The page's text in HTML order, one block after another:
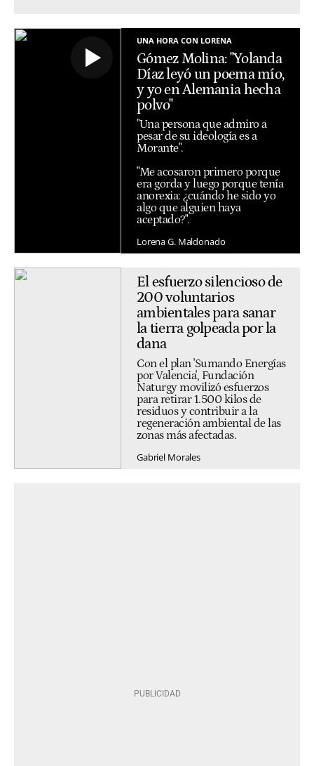
UNA HORA CON LORENA
Gómez Molina: "Yolanda
Díaz leyó un poema mío,
y yo en Alemania hecha
polvo"
"Una persona que admiro a
pesar de su ideología es a
Morante".
"Me acosaron primero porque
era gorda y luego porque tenía
anorexia: ¿cuándo he sido yo
algo que alguien haya
aceptado?".
Lorena G. Maldonado
El esfuerzo silencioso de
200 voluntarios
ambientales para sanar
la tierra golpeada por la
dana
Con el plan 'Sumando Energías
por Valencia', Fundación
Naturgy movilizó esfuerzos
para retirar 1.500 kilos de
residuos y contribuir a la
regeneración ambiental de las
zonas más afectadas.
Gabriel Morales